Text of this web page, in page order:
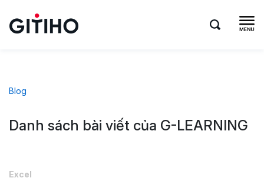
Blog
Danh sách bài viết của G-LEARNING
Excel